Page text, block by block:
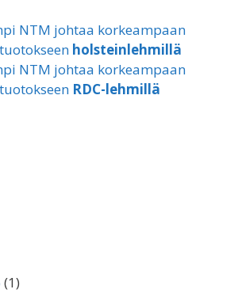
NTM johtaa korkeampaan
holsteinlehmillä
NTM johtaa korkeampaan
RDC-lehmillä
(1)